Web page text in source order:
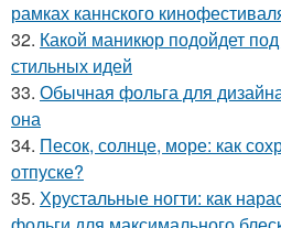
рамках каннского
32. Какой маникюр подойдет
стильных идей
33. Обычная фольга для
она
34. Песок, солнце, море: как
отпуске?
35. Хрустальные ногти: как